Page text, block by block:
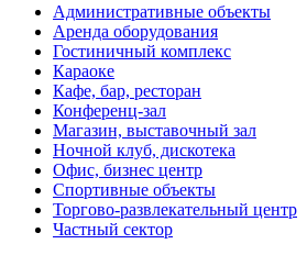
Административные объекты
Аренда оборудования
Гостиничный комплекс
Караоке
Кафе, бар, ресторан
Конференц-зал
Магазин, выставочный зал
Ночной клуб, дискотека
Офис, бизнес центр
Спортивные объекты
Торгово-развлекательный центр
Частный сектор